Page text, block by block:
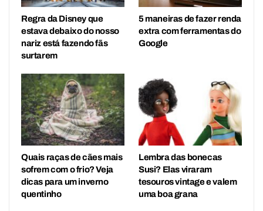
Regra da Disney que
estava debaixo do nosso
nariz está fazendo fãs
surtarem
5 maneiras de fazer renda
extra com ferramentas do
Google
Quais raças de cães mais
sofrem com o frio? Veja
dicas para um inverno
quentinho
Lembra das bonecas
Susi? Elas viraram
tesouros vintage e valem
uma boa grana